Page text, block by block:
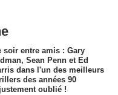
soir entre amis : Gary
Sean Penn et Ed
dans l'un des meilleurs
des années 90
oublié !